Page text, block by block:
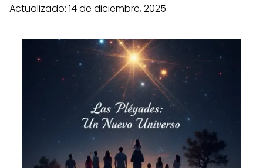
Actualizado: 14 de diciembre, 2025